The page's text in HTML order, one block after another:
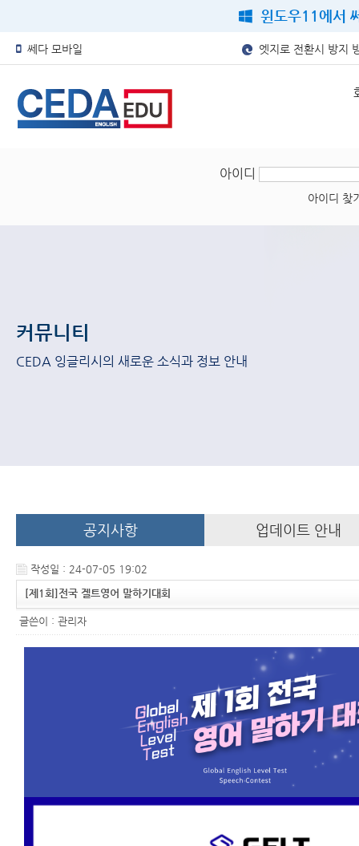
윈도우11에서
쎄다 모바일 엣지로 전환시 방지
아이디
아이디 찾
커뮤니티
CEDA 잉글리시의 새로운 소식과 정보 안내
공지사항 업데이트 안내
작성일 : 24-07-05 19:02
[제1회]전국 겔트영어 말하기대회
글쓴이 : 관리자